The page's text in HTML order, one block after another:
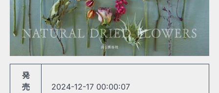
発
売
2024-12-17 00:00:07